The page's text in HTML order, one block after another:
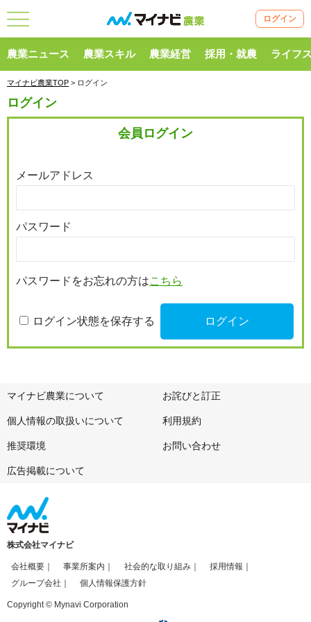
ログイン
農業ニュース 農業スキル 農業経営 採用・就農 ライフ
マイナビ農業TOP > ログイン
ログイン
会員ログイン
メールアドレス
パスワード
パスワードをお忘れの方はこちら
ログイン状態を保存する
マイナビ農業について お詫びと訂正
個人情報の取扱いについて 利用規約
推奨環境 お問い合わせ
広告掲載について
株式会社マイナビ
会社概要 事業所案内 社会的な取り組み
採用情報
グループ会社
個人情報保護方針
Copyright © Mynavi Corporation